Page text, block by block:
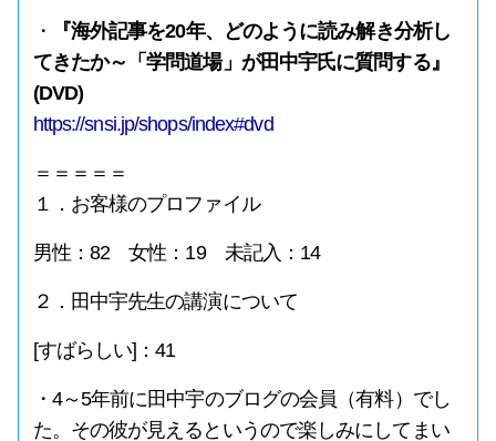
・
『海外記事を20年、どのように読み解き分析し
てきたか～「学問道場」が田中宇氏に質問する』
(DVD)
https://snsi.jp/shops/index#dvd
＝＝＝＝＝
１．お客様のプロファイル
男性：82 女性：19 未記入：14
２．田中宇先生の講演について
[すばらしい]：41
・4～5年前に田中宇のブログの会員（有料）でし
た。その彼が見えるというので楽しみにしてまい